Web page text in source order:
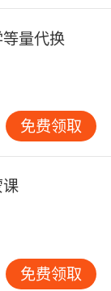
。他是如何
为你一一道
他邀请安吉
街上的伙伴
也喜欢它。
该让大家分
怎么办？
满了无穷的
量代换
免费领取
免费领取